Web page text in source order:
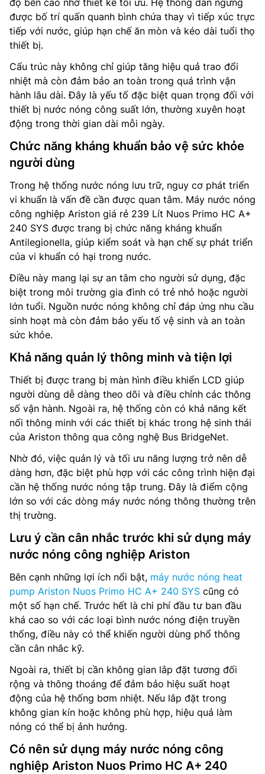
độ bền cao nhờ thiết kế tối ưu. Hệ thống dàn ngưng
được bố trí quấn quanh bình chứa thay vì tiếp xúc trực
tiếp với nước, giúp hạn chế ăn mòn và kéo dài tuổi thọ
thiết bị.
Cấu trúc này không chỉ giúp tăng hiệu quả trao đổi
nhiệt mà còn đảm bảo an toàn trong quá trình vận
hành lâu dài. Đây là yếu tố đặc biệt quan trọng đối với
thiết bị nước nóng công suất lớn, thường xuyên hoạt
động trong thời gian dài mỗi ngày.
Chức năng kháng khuẩn bảo vệ sức khỏe
người dùng
Trong hệ thống nước nóng lưu trữ, nguy cơ phát triển
vi khuẩn là vấn đề cần được quan tâm. Máy nước nóng
công nghiệp Ariston giá rẻ 239 Lít Nuos Primo HC A+
240 SYS được trang bị chức năng kháng khuẩn
Antilegionella, giúp kiểm soát và hạn chế sự phát triển
của vi khuẩn có hại trong nước.
Điều này mang lại sự an tâm cho người sử dụng, đặc
biệt trong môi trường gia đình có trẻ nhỏ hoặc người
lớn tuổi. Nguồn nước nóng không chỉ đáp ứng nhu cầu
sinh hoạt mà còn đảm bảo yếu tố vệ sinh và an toàn
sức khỏe.
Khả năng quản lý thông minh và tiện lợi
Thiết bị được trang bị màn hình điều khiển LCD giúp
người dùng dễ dàng theo dõi và điều chỉnh các thông
số vận hành. Ngoài ra, hệ thống còn có khả năng kết
nối thông minh với các thiết bị khác trong hệ sinh thái
của Ariston thông qua công nghệ Bus BridgeNet.
Nhờ đó, việc quản lý và tối ưu năng lượng trở nên dễ
dàng hơn, đặc biệt phù hợp với các công trình hiện đại
cần hệ thống nước nóng tập trung. Đây là điểm cộng
lớn so với các dòng máy nước nóng thông thường trên
thị trường.
Lưu ý cần cân nhắc trước khi sử dụng máy
nước nóng công nghiệp Ariston
Bên cạnh những lợi ích nổi bật, máy nước nóng heat
pump Ariston Nuos Primo HC A+ 240 SYS cũng có
một số hạn chế. Trước hết là chi phí đầu tư ban đầu
khá cao so với các loại bình nước nóng điện truyền
thống, điều này có thể khiến người dùng phổ thông
cần cân nhắc kỹ.
Ngoài ra, thiết bị cần không gian lắp đặt tương đối
rộng và thông thoáng để đảm bảo hiệu suất hoạt
động của hệ thống bơm nhiệt. Nếu lắp đặt trong
không gian kín hoặc không phù hợp, hiệu quả làm
nóng có thể bị ảnh hưởng.
Có nên sử dụng máy nước nóng công
nghiệp Ariston Nuos Primo HC A+ 240